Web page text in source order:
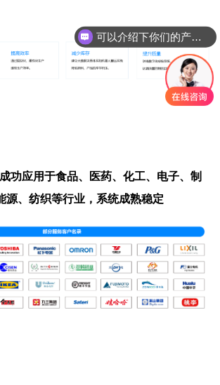
功应用于食品、医药、化工、电子、制
源、纺织等行业，系统成熟稳定
可以介绍下你们的产品么